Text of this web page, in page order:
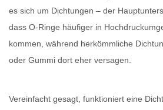
es sich um Dichtungen – der
dass O-Ringe häufiger in
kommen, während herkömmliche
oder Gummi dort eher versagen.
Vereinfacht gesagt, funktioniert eine